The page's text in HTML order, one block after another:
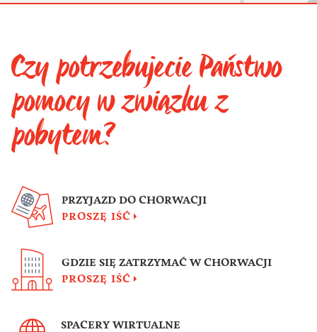
Czy potrzebujecie Państwo
pomocy w związku z
pobytem?
PRZYJAZD DO CHORWACJI
PROSZĘ IŚĆ
GDZIE SIĘ ZATRZYMAĆ W CHORWACJI
PROSZĘ IŚĆ
SPACERY WIRTUALNE